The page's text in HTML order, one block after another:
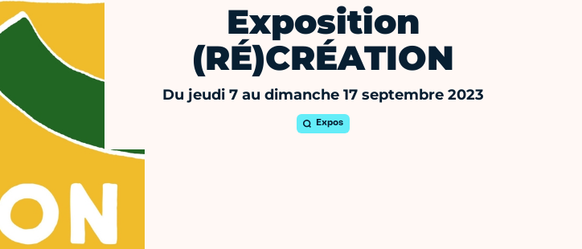
Exposition
(RÉ)CRÉATION
Du jeudi 7 au dimanche 17 septembre 2023
Expos